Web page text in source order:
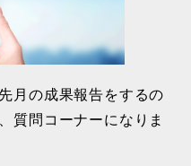
月の成果報告をするの
質問コーナーになりま